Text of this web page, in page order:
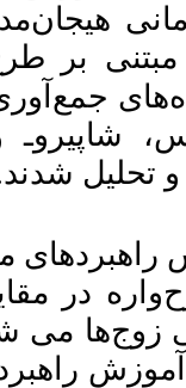
Emotionally
الگوهای
استفاده از
آزمون لون،
هیجان مبتنی
گروه شاهد،
p<). تفاوت
هیجان